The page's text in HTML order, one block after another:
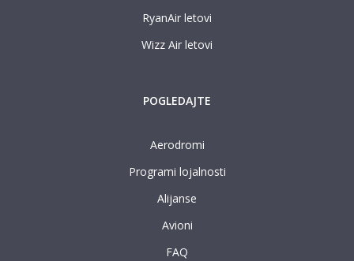
RyanAir letovi
Wizz Air letovi
POGLEDAJTE
Aerodromi
Programi lojalnosti
Alijanse
Avioni
FAQ